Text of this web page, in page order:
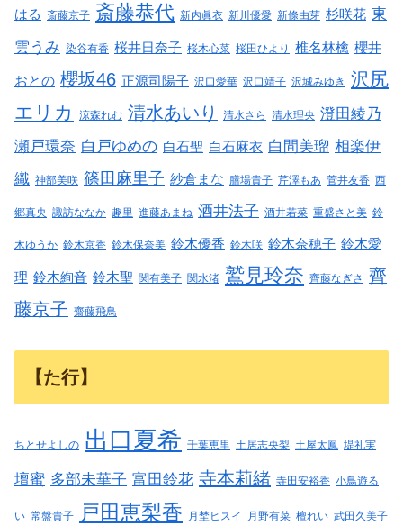
はる 斎藤京子 斎藤恭代 新内眞衣 新川優愛 新條由芽 杉咲花 東
雲うみ 染谷有香 桜井日奈子 桜木心菜 桜田ひより 椎名林檎 櫻井
おとの 櫻坂46 正源司陽子 沢口愛華 沢口靖子 沢城みゆき 沢尻
エリカ
涼森れむ 清水あいり 清水さら 清水理央 澄田綾乃
瀬戸環奈 白戸ゆめの 白石聖 白石麻衣 白間美瑠 相楽伊
織 神部美咲 篠田麻里子 紗倉まな 膳場貴子 芹澤もあ 菅井友香 西
郷真央 諏訪ななか 趣里 進藤あまね 酒井法子 酒井若菜 重盛さと美 鈴
木ゆうか 鈴木京香 鈴木保奈美 鈴木優香 鈴木咲 鈴木奈穂子 鈴木愛
理 鈴木絢音 鈴木聖 関有美子 関水渚 鷲見玲奈 齊藤なぎさ 齊
藤京子 齋藤飛鳥
【た行】
ちとせよしの 出口夏希 千葉恵里 土居志央梨 土屋太鳳 堤礼実
壇蜜 多部未華子 富田鈴花 寺本莉緒 寺田安裕香 小鳥遊る
い 常盤貴子 戸田恵梨香 月埜ヒスイ 月野有菜 檀れい 武田久美子